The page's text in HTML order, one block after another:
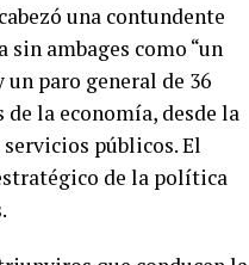
una contundente
ambages como “un
paro general de 36
la economía, desde la
públicos. El
de la política